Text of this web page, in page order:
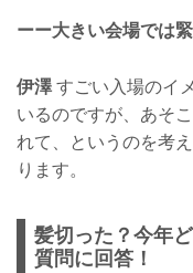
ーー大きい会場では
伊澤すごい入場のイ
いるのですが、あそ
れて、というのを考
ります。
髪切った？今年
質問に回答！